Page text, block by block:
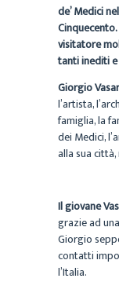
de’ Medici
visitatore
tanti inediti
Giorgio
l’artista,
famiglia, la
dei Medici,
alla sua
Il giovane
grazie ad
Giorgio
contatti
l’Italia.